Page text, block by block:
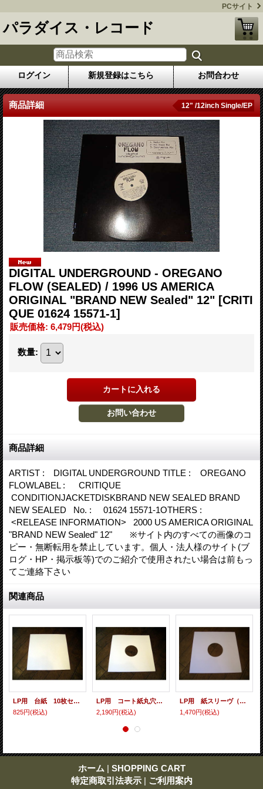
PCサイト
パラダイス・レコード
ログイン 新規登録はこちら お問合わせ
商品詳細 12" /12inch Single/EP
DIGITAL UNDERGROUND - OREGANO
FLOW (SEALED) / 1996 US AMERICA
ORIGINAL "BRAND NEW Sealed" 12" [CRITI
QUE 01624 15571-1]
販売価格: 6,479円(税込)
数量:
商品詳細
ARTIST : DIGITAL UNDERGROUND TITLE : OREGANO
FLOWLABEL : CRITIQUE
CONDITIONJACKETDISKBRAND NEW SEALED BRAND
NEW SEALED No. : 01624 15571-1OTHERS :
<RELEASE INFORMATION> 2000 US AMERICA ORIGINAL
"BRAND NEW Sealed" 12" ※サイト内のすべての画像のコ
ピー・無断転用を禁止しています。個人・法人様のサイト(ブ
ログ・HP・掲示板等)でのご紹介で使用されたい場合は前もっ
てご連絡下さい
関連商品
LP用 台紙 10枚セット
825円(税込)
LP用 コート紙丸穴ジャケ 10枚セット
2,190円(税込)
LP用 紙スリーヴ（レギュラー 四角の角） 10枚セット
1,470円(税込)
ホーム | SHOPPING CART
特定商取引法表示 | ご利用案内